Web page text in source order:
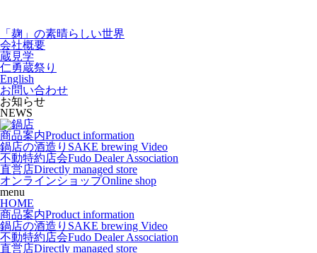
「麹」の素晴らしい世界
会社概要
蔵見学
仁勇蔵祭り
English
お問い合わせ
お知らせ
NEWS
商品案内Product information
鍋店の酒造り SAKE brewing Video
不動特約店会Fudo Dealer Association
直営店Directly managed store
オンラインショップOnline shop
menu
HOME
商品案内Product information
鍋店の酒造り SAKE brewing Video
不動特約店会Fudo Dealer Association
直営店Directly managed store